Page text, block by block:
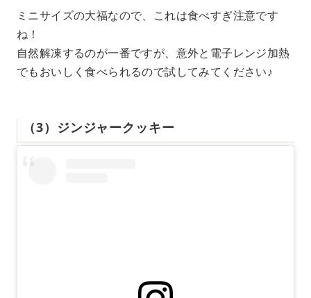
ミニサイズの大福なので、これは食べすぎ注意です
ね！
自然解凍するのが一番ですが、意外と電子レンジ加熱
でもおいしく食べられるので試してみてください♪
（3）ジンジャークッキー